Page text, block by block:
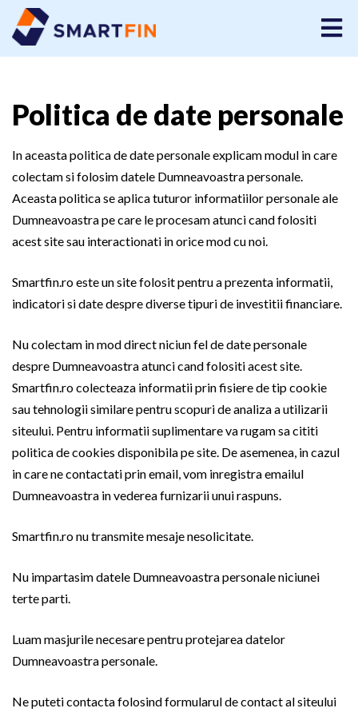
Politica de date personale
In aceasta politica de date personale explicam modul in care
colectam si folosim datele Dumneavoastra personale.
Aceasta politica se aplica tuturor informatiilor personale ale
Dumneavoastra pe care le procesam atunci cand folositi
acest site sau interactionati in orice mod cu noi.
Smartfin.ro este un site folosit pentru a prezenta informatii,
indicatori si date despre diverse tipuri de investitii financiare.
Nu colectam in mod direct niciun fel de date personale
despre Dumneavoastra atunci cand folositi acest site.
Smartfin.ro colecteaza informatii prin fisiere de tip cookie
sau tehnologii similare pentru scopuri de analiza a utilizarii
siteului. Pentru informatii suplimentare va rugam sa cititi
politica de cookies disponibila pe site. De asemenea, in cazul
in care ne contactati prin email, vom inregistra emailul
Dumneavoastra in vederea furnizarii unui raspuns.
Smartfin.ro nu transmite mesaje nesolicitate.
Nu impartasim datele Dumneavoastra personale niciunei
terte parti.
Luam masjurile necesare pentru protejarea datelor
Dumneavoastra personale.
Ne puteti contacta folosind formularul de contact al siteului